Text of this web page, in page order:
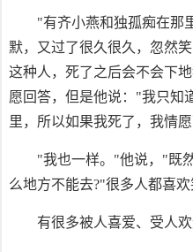
"有齐小燕和独孤痴在那
默，又过了很久很久，忽然
这种人，死了之后会不会下
愿回答，但是他说："我只知
里，所以如果我死了，我情
"我也一样。"他说，"既
么地方不能去?"很多人都喜欢
有很多被人喜爱、受人欢